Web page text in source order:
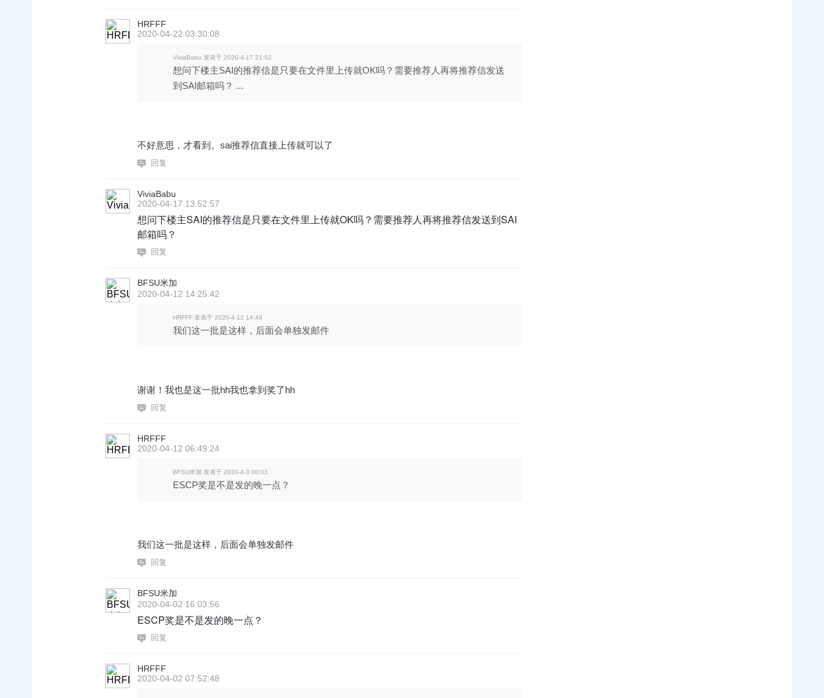
HRFFF
2020-04-22 03:30:08
ViviaBabu 发表于 2020-4-17 21:52
想问下楼主SAI的推荐信是只要在文件里上传就OK吗？需要推荐人再将推荐信发送
到SAI邮箱吗？ ...
不好意思，才看到。sai推荐信直接上传就可以了
回复
ViviaBabu
2020-04-17 13:52:57
想问下楼主SAI的推荐信是只要在文件里上传就OK吗？需要推荐人再将推荐信发送到SAI
邮箱吗？
回复
BFSU米加
2020-04-12 14:25:42
HRFFF 发表于 2020-4-12 14:49
我们这一批是这样，后面会单独发邮件
谢谢！我也是这一批hh我也拿到奖了hh
回复
HRFFF
2020-04-12 06:49:24
BFSU米加 发表于 2020-4-3 00:03
ESCP奖是不是发的晚一点？
我们这一批是这样，后面会单独发邮件
回复
BFSU米加
2020-04-02 16:03:56
ESCP奖是不是发的晚一点？
回复
HRFFF
2020-04-02 07:52:48